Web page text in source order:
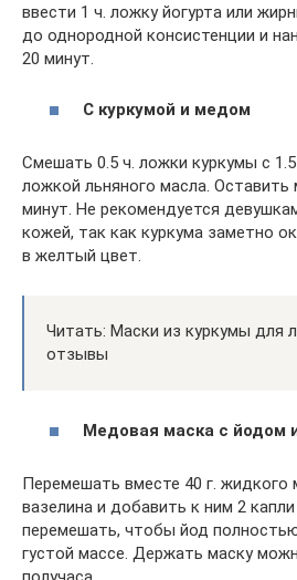
ввести 1 ч. ложку йогурта или
до однородной консистенции и
20 минут.
С куркумой и медом
Смешать 0.5 ч. ложки куркумы с
ложкой льняного масла. Оставить
минут. Не рекомендуется
кожей, так как куркума заметно
в желтый цвет.
Читать: Маски из куркумы для
отзывы
Медовая маска с йодом
Перемешать вместе 40 г. жидкого
вазелина и добавить к ним 2
перемешать, чтобы йод
густой массе. Держать маску